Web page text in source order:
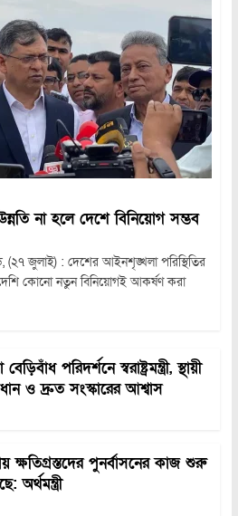
না হলে দেশে বিনিয়োগ সম্ভব
(২৭ জুলাই) : দেশের আইনশৃঙ্খলা পরিস্থিতির
কোনো নতুন বিনিয়োগই আকর্ষণ করা
পরিদর্শনে স্বরাষ্ট্রমন্ত্রী, স্থায়ী
ও দ্রুত সংস্কারের আশ্বাস
ক্ষতিগ্রস্তদের পুনর্বাসনের কাজ শুরু
অর্থমন্ত্রী